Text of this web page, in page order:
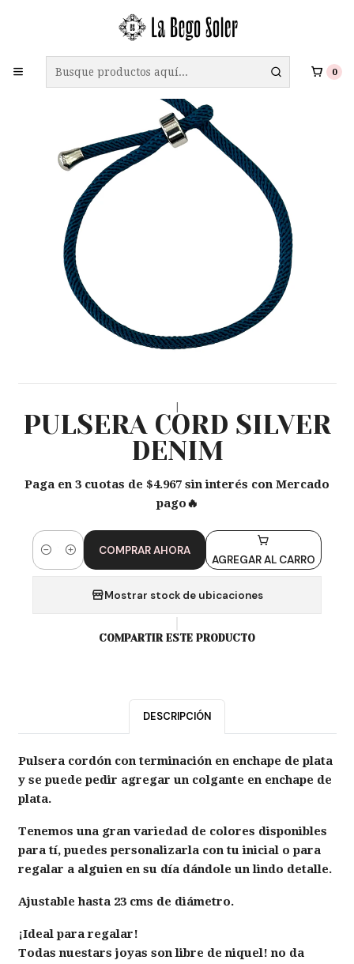
0
ENVÍO GRATIS A TODO CHILE EN COMPRAS SOBRE $69.990
|
PULSERA CORD SILVER
DENIM
Paga en 3 cuotas de $4.967 sin interés con Mercado
pago🔥
Cantidad AGREGAR AL CARRO
COMPRAR AHORA
Mostrar stock de ubicaciones
COMPARTIR ESTE PRODUCTO
DESCRIPCIÓN
Pulsera cordón con terminación en enchape de plata
y se puede pedir agregar un colgante en enchape de
plata.
Tenemos una gran variedad de colores disponibles
para tí, puedes personalizarla con tu inicial o para
regalar a alguien en su día dándole un lindo detalle.
Ajustable hasta 23 cms de diámetro.
¡Ideal para regalar!
Todas nuestars joyas son libre de niquel! no da